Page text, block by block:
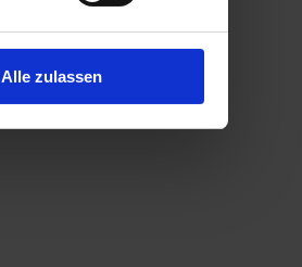
Alle zulassen